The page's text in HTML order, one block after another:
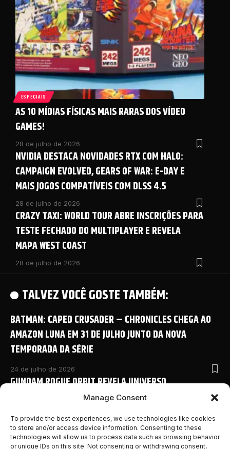
Manage Consent
To provide the best experiences, we use technologies like cookies
to store and/or access device information. Consenting to these
technologies will allow us to process data such as browsing behavior
or unique IDs on this site. Not consenting or withdrawing consent,
ESPECIAIS
AS 10 MÍDIAS FÍSICAS MAIS RARAS DOS VÍDEO
GAMES!
28 de julho de 2026
NVIDIA DESTACA NOVIDADES RTX COM HALO:
CAMPAIGN EVOLVED, GEARS OF WAR: E-DAY E
MAIS JOGOS COMPATÍVEIS COM DLSS 4.5
28 de julho de 2026
CRAZY TAXI: WORLD TOUR ABRE INSCRIÇÕES PARA
TESTE FECHADO DO MULTIPLAYER E REVELA
MAPA WEST COAST
28 de julho de 2026
TALVEZ VOCÊ GOSTE TAMBÉM:
BATMAN: CAPED CRUSADER – CHRONICLES CHEGA AO
AMAZON LUNA EM 31 DE JULHO JUNTO DA NOVA
TEMPORADA DA SÉRIE
24 de julho de 2026
GUNDAM ROGUE ORBIT REVELA UNIVERSO
COMPARTILHADO COM NOVO ANIME E DETALHES
24 de julho de 2026
MONSTER HUNTER OUTLANDERS ABRE PRÉ-REGISTRO E